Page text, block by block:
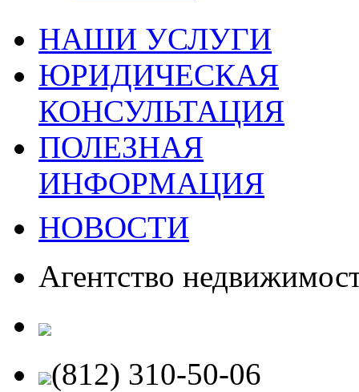
НАШИ УСЛУГИ
ЮРИДИЧЕСКАЯ
КОНСУЛЬТАЦИЯ
ПОЛЕЗНАЯ
ИНФОРМАЦИЯ
НОВОСТИ
Агентство
(812) 310-50-06